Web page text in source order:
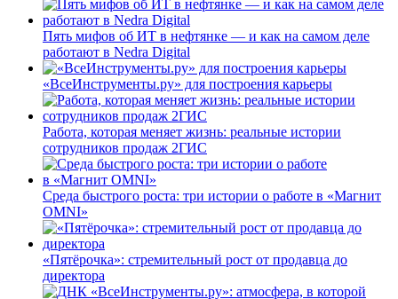
Пять мифов об ИТ в нефтянке — и как на самом деле
работают в Nedra Digital
«ВсеИнструменты.ру» для построения карьеры
Работа, которая меняет жизнь: реальные истории
сотрудников продаж 2ГИС
Среда быстрого роста: три истории о работе в «Магнит
OMNI»
«Пятёрочка»: стремительный рост от продавца до
директора